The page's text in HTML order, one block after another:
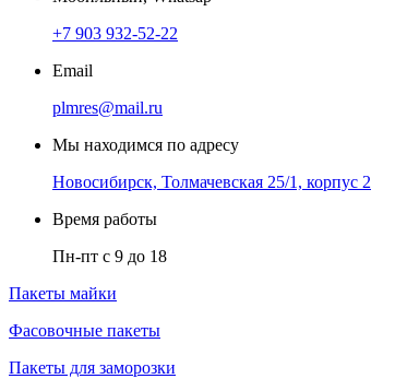
+7 903 932-52-22
Email
plmres@mail.ru
Мы находимся по адресу
Новосибирск, Толмачевская 25/1, корпус 2
Время работы
Пн-пт с 9 до 18
Пакеты майки
Фасовочные пакеты
Пакеты для заморозки